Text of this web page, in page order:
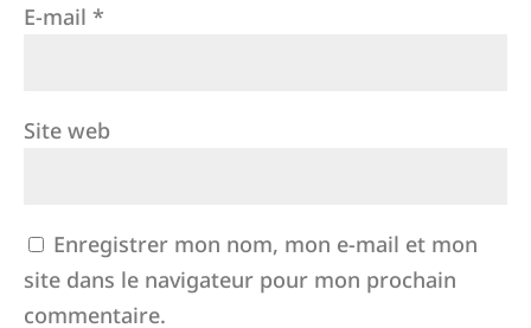
E-mail *
Site web
Enregistrer mon nom, mon e-mail et mon
site dans le navigateur pour mon prochain
commentaire.